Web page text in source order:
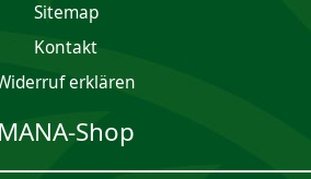
Sitemap
Kontakt
erklären
MANA-Shop